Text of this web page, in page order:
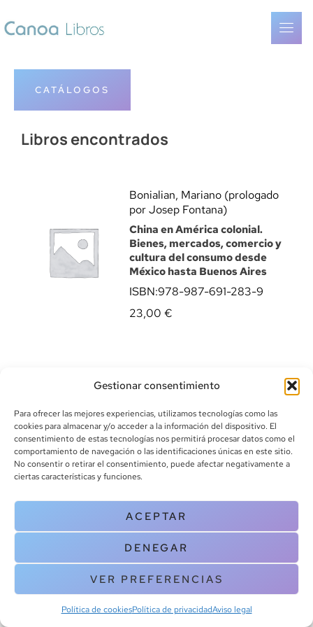
Gestionar consentimiento
Para ofrecer las mejores experiencias, utilizamos tecnologías como las
cookies para almacenar y/o acceder a la información del dispositivo. El
consentimiento de estas tecnologías nos permitirá procesar datos como el
comportamiento de navegación o las identificaciones únicas en este sitio.
No consentir o retirar el consentimiento, puede afectar negativamente a
ciertas características y funciones.
ACEPTAR
DENEGAR
VER PREFERENCIAS
Política de cookiesPolítica de privacidadAviso legal
CATÁLOGOS
Libros encontrados
Bonialian, Mariano (prologado
por Josep Fontana)
China en América colonial.
Bienes, mercados, comercio y
cultura del consumo desde
México hasta Buenos Aires
ISBN:978-987-691-283-9
23,00 €
info@canoalibros.com
pedidos@canoalibros.com
+34 934 242 391
CONTACTO
Copyright © 2025 Canoa Libros. All Rights Reserved |
cookies
| Aviso legal